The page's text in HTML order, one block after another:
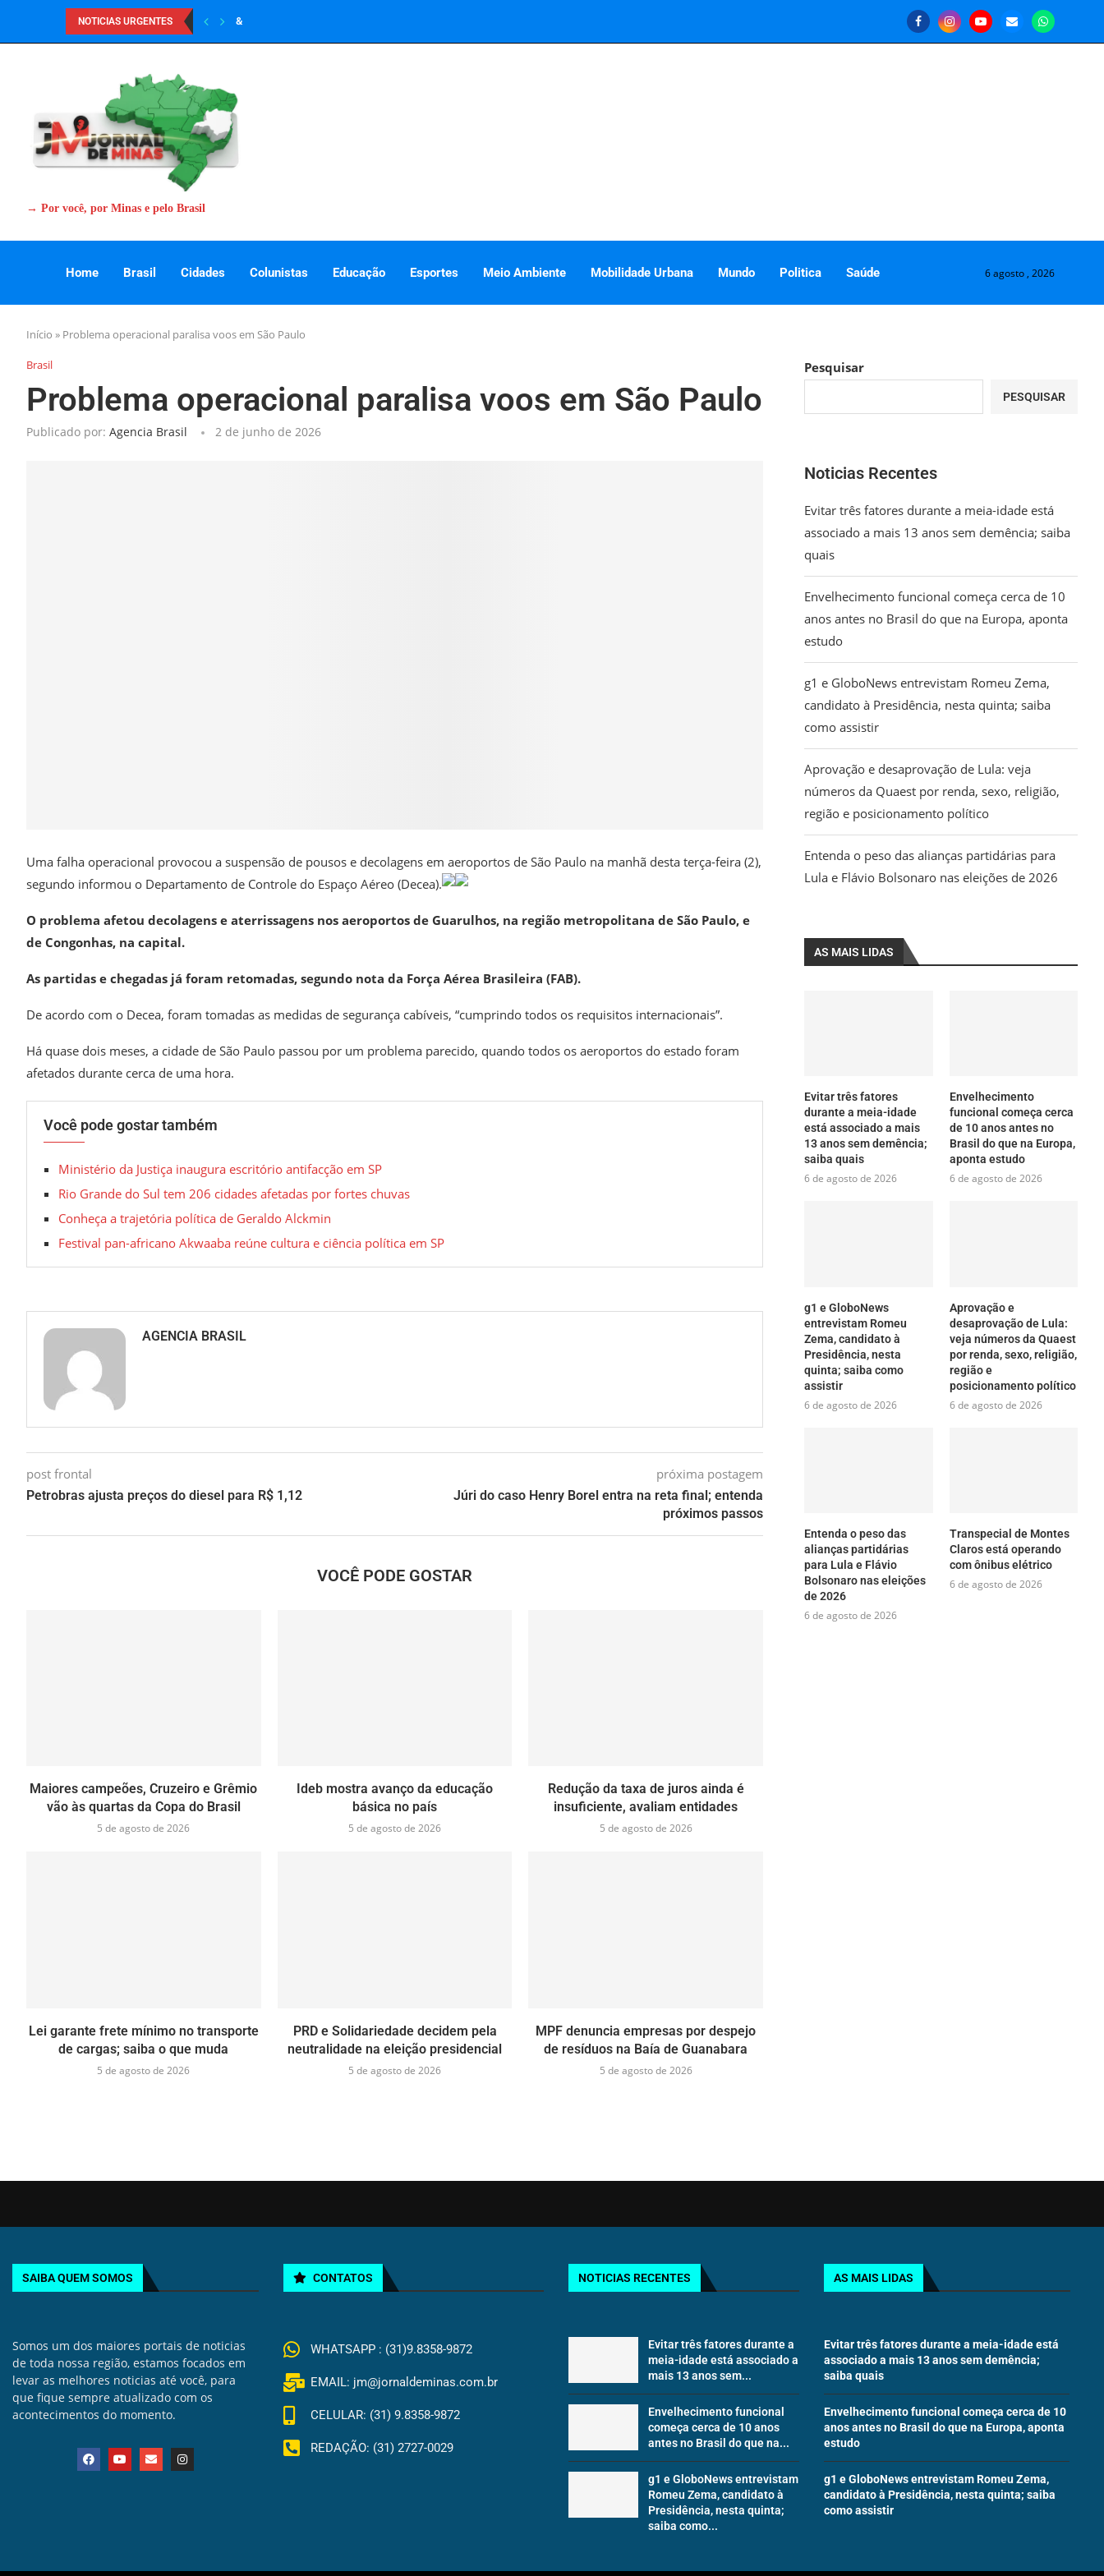
NOTICIAS URGENTES &
→ Por você, por Minas e pelo Brasil
Home Brasil Cidades Colunistas Educação Esportes Meio Ambiente Mobilidade Urbana Mundo Politica Saúde 6 agosto , 2026
Início » Problema operacional paralisa voos em São Paulo
Brasil
Problema operacional paralisa voos em São Paulo
Publicado por: Agencia Brasil 2 de junho de 2026
Uma falha operacional provocou a suspensão de pousos e decolagens em aeroportos de São Paulo na manhã desta terça-feira (2),
segundo informou o Departamento de Controle do Espaço Aéreo (Decea).
O problema afetou decolagens e aterrissagens nos aeroportos de Guarulhos, na região metropolitana de São Paulo, e
de Congonhas, na capital.
As partidas e chegadas já foram retomadas, segundo nota da Força Aérea Brasileira (FAB).
De acordo com o Decea, foram tomadas as medidas de segurança cabíveis, “cumprindo todos os requisitos internacionais”.
Há quase dois meses, a cidade de São Paulo passou por um problema parecido, quando todos os aeroportos do estado foram
afetados durante cerca de uma hora.
Você pode gostar também
Ministério da Justiça inaugura escritório antifacção em SP
Rio Grande do Sul tem 206 cidades afetadas por fortes chuvas
Conheça a trajetória política de Geraldo Alckmin
Festival pan-africano Akwaaba reúne cultura e ciência política em SP
AGENCIA BRASIL
post frontal
Petrobras ajusta preços do diesel para R$ 1,12
próxima postagem
Júri do caso Henry Borel entra na reta final; entenda
próximos passos
VOCÊ PODE GOSTAR
Maiores campeões, Cruzeiro e Grêmio
vão às quartas da Copa do Brasil
5 de agosto de 2026
Ideb mostra avanço da educação
básica no país
5 de agosto de 2026
Redução da taxa de juros ainda é
insuficiente, avaliam entidades
5 de agosto de 2026
Lei garante frete mínimo no transporte
de cargas; saiba o que muda
5 de agosto de 2026
PRD e Solidariedade decidem pela
neutralidade na eleição presidencial
5 de agosto de 2026
MPF denuncia empresas por despejo
de resíduos na Baía de Guanabara
5 de agosto de 2026
Pesquisar
PESQUISAR
Noticias Recentes
Evitar três fatores durante a meia-idade está
associado a mais 13 anos sem demência; saiba
quais
Envelhecimento funcional começa cerca de 10
anos antes no Brasil do que na Europa, aponta
estudo
g1 e GloboNews entrevistam Romeu Zema,
candidato à Presidência, nesta quinta; saiba
como assistir
Aprovação e desaprovação de Lula: veja
números da Quaest por renda, sexo, religião,
região e posicionamento político
Entenda o peso das alianças partidárias para
Lula e Flávio Bolsonaro nas eleições de 2026
AS MAIS LIDAS
Evitar três fatores
durante a meia-idade
está associado a mais
13 anos sem demência;
saiba quais
6 de agosto de 2026
Envelhecimento
funcional começa cerca
de 10 anos antes no
Brasil do que na Europa,
aponta estudo
6 de agosto de 2026
g1 e GloboNews
entrevistam Romeu
Zema, candidato à
Presidência, nesta
quinta; saiba como
assistir
6 de agosto de 2026
Aprovação e
desaprovação de Lula:
veja números da Quaest
por renda, sexo, religião,
região e
posicionamento político
6 de agosto de 2026
Entenda o peso das
alianças partidárias
para Lula e Flávio
Bolsonaro nas eleições
de 2026
6 de agosto de 2026
Transpecial de Montes
Claros está operando
com ônibus elétrico
6 de agosto de 2026
SAIBA QUEM SOMOS
Somos um dos maiores portais de noticias
de toda nossa região, estamos focados em
levar as melhores noticias até você, para
que fique sempre atualizado com os
acontecimentos do momento.
CONTATOS
WHATSAPP : (31)9.8358-9872
EMAIL: jm@jornaldeminas.com.br
CELULAR: (31) 9.8358-9872
REDAÇÃO: (31) 2727-0029
NOTICIAS RECENTES
Evitar três fatores durante a
meia-idade está associado a
mais 13 anos sem...
Envelhecimento funcional
começa cerca de 10 anos
antes no Brasil do que na...
g1 e GloboNews entrevistam
Romeu Zema, candidato à
Presidência, nesta quinta;
saiba como...
AS MAIS LIDAS
Evitar três fatores durante a meia-idade está
associado a mais 13 anos sem demência;
saiba quais
Envelhecimento funcional começa cerca de 10
anos antes no Brasil do que na Europa, aponta
estudo
g1 e GloboNews entrevistam Romeu Zema,
candidato à Presidência, nesta quinta; saiba
como assistir